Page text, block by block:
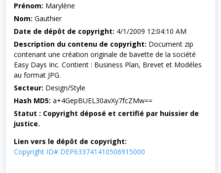
Prénom: Marylène
Nom: Gauthier
Date de dépôt de copyright: 4/1/2009 12:04:10 AM
Description du contenu de copyright: Document zip
contenant une création originale de bavette de la société
Easy Days Inc. Contient : Business Plan, Brevet et Modéles
au format JPG.
Secteur: Design/Style
Hash MD5: a+4GepBUEL30avXy7fcZMw==
Statut : Copyright déposé et certifié par huissier de
justice.
Lien vers le dépôt de copyright:
Copyright ID# DEP633741410506915000